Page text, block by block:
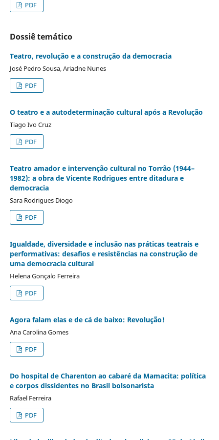
PDF
Dossiê temático
Teatro, revolução e a construção da democracia
José Pedro Sousa, Ariadne Nunes
PDF
O teatro e a autodeterminação cultural após a Revolução
Tiago Ivo Cruz
PDF
Teatro amador e intervenção cultural no Torrão (1944–
1982): a obra de Vicente Rodrigues entre ditadura e
democracia
Sara Rodrigues Diogo
PDF
Igualdade, diversidade e inclusão nas práticas teatrais e
performativas: desafios e resistências na construção de
uma democracia cultural
Helena Gonçalo Ferreira
PDF
Agora falam elas e de cá de baixo: Revolução!
Ana Carolina Gomes
PDF
Do hospital de Charenton ao cabaré da Mamacita: política
e corpos dissidentes no Brasil bolsonarista
Rafael Ferreira
PDF